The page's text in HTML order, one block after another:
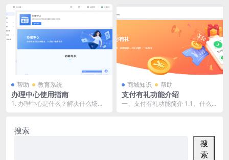
加的标准化，以便买...
户可获取和发布需...
帮助 教育系统
办理中心使用指南
1. 办理中心是什么？解决什么场
商城知识 帮助
支付有礼功能介绍
一、支付有礼功能简介 1.1、什么是
搜索
搜
索